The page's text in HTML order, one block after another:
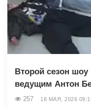
Второй сезон шоу
ведущим Антон
257 18 МАЯ, 2026